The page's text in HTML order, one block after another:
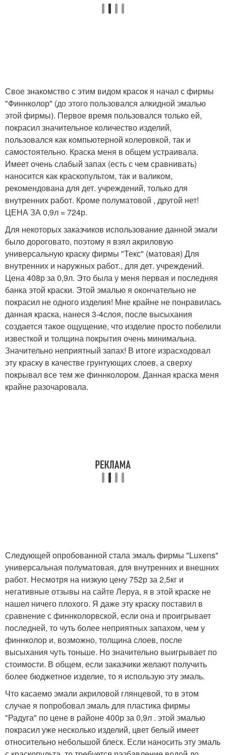
Свое знакомство с этим видом красок я начал с фирмы
"Финнколор" (до этого пользовался алкидной эмалью
этой фирмы). Первое время пользовался только ей,
покрасил значительное количество изделий,
пользовался как компьютерной колеровкой, так и
самостоятельно. Краска меня в общем устраивала.
Имеет очень слабый запах (есть с чем сравнивать)
наносится как краскопультом, так и валиком,
рекомендована для дет. учреждений, только для
внутренних работ. Кроме полуматовой , другой нет!
ЦЕНА ЗА 0,9л = 724р.
Для некоторых заказчиков использование данной эмали
было дороговато, поэтому я взял акриловую
универсальную краску фирмы "Текс" (матовая) Для
внутренних и наружных работ., для дет. учреждений.
Цена 408р за 0,9л. Это была у меня первая и последняя
банка этой краски. Этой эмалью я окончательно не
покрасил не одного изделия! Мне крайне не понравилась
данная краска, нанеся 3-4слоя, после высыхания
создается такое ощущение, что изделие просто побелили
известкой и толщина покрытия очень минимальна.
Значительно неприятный запах! В итоге израсходовал
эту краску в качестве грунтующих слоев, а сверху
покрывал все тем же финнколором. Данная краска меня
крайне разочаровала.
Следующей опробованной стала эмаль фирмы "Luxens"
универсальная полуматовая, для внутренних и внешних
работ. Несмотря на низкую цену 752р за 2,5кг и
негативные отзывы на сайте Леруа, я в этой краске не
нашел ничего плохого. Я даже эту краску поставил в
сравнение с финнколорвской, если она и проигрывает
последней, то чуть более неприятных запахом, чем у
финнколор и, возможно, толщина слоев, после
высыхания чуть тоньше. Но значительно выигрывает по
стоимости. В общем, если заказчики желают получить
более бюджетное изделие, то я использую эту эмаль.
Что касаемо эмали акриловой глянцевой, то в этом
случае я попробовал эмаль для пластика фирмы
"Радуга" по цене в районе 400р за 0,9л . этой эмалью
покрасил уже несколько изделий, цвет белый имеет
относительно небольшой блеск. Если наносить эту эмаль